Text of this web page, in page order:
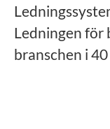
Ledningen för
branschen i 40